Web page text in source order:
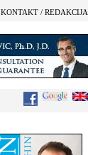
KONTAKT / REDAKCIJA